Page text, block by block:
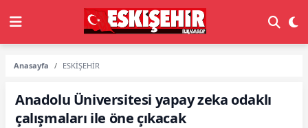
Anasayfa ESKİŞEHİR
Anadolu Üniversitesi yapay zeka odaklı
çalışmaları ile öne çıkacak